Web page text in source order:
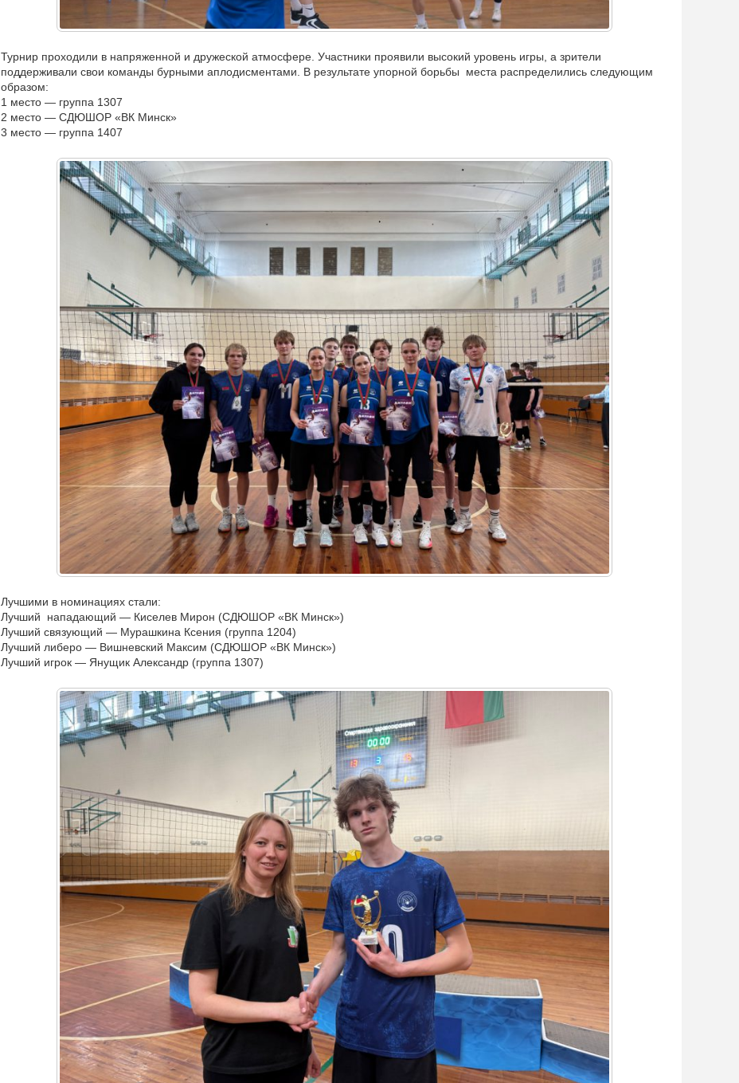
Турнир проходили в напряженной и дружеской атмосфере. Участники проявили высокий уровень игры, а зрители
поддерживали свои команды бурными аплодисментами. В результате упорной борьбы места распределились следующим
образом:
1 место — группа 1307
2 место — СДЮШОР «ВК Минск»
3 место — группа 1407
Лучшими в номинациях стали:
Лучший нападающий — Киселев Мирон (СДЮШОР «ВК Минск»)
Лучший связующий — Мурашкина Ксения (группа 1204)
Лучший либеро — Вишневский Максим (СДЮШОР «ВК Минск»)
Лучший игрок — Янущик Александр (группа 1307)